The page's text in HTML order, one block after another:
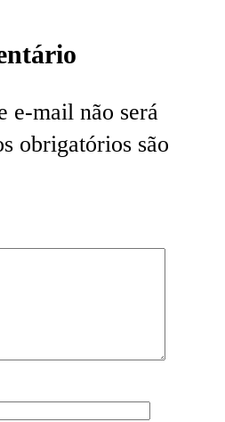
e-mail não será
obrigatórios são